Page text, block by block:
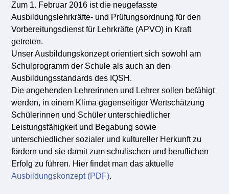
Zum 1. Februar 2016 ist die neugefasste
Ausbildungslehrkräfte- und Prüfungsordnung für den
Vorbereitungsdienst für Lehrkräfte (APVO) in Kraft
getreten.
Unser Ausbildungskonzept orientiert sich sowohl am
Schulprogramm der Schule als auch an den
Ausbildungsstandards des IQSH.
Die angehenden Lehrerinnen und Lehrer sollen befähigt
werden, in einem Klima gegenseitiger Wertschätzung
Schülerinnen und Schüler unterschiedlicher
Leistungsfähigkeit und Begabung sowie
unterschiedlicher sozialer und kultureller Herkunft zu
fördern und sie damit zum schulischen und beruflichen
Erfolg zu führen. Hier findet man das aktuelle
Ausbildungskonzept (PDF).